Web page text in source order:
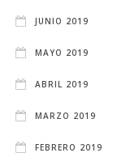
JUNIO 2019
MAYO 2019
ABRIL 2019
MARZO 2019
FEBRERO 2019